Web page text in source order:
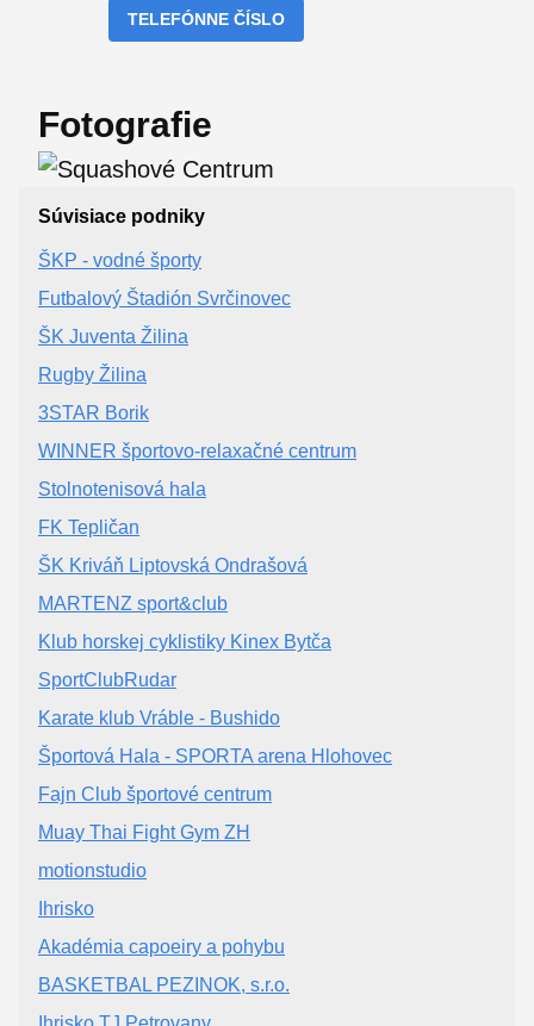
TELEFÓNNE ČÍSLO
Fotografie
Súvisiace podniky
ŠKP - vodné športy
Futbalový Štadión Svrčinovec
ŠK Juventa Žilina
Rugby Žilina
3STAR Borik
WINNER športovo-relaxačné centrum
Stolnotenisová hala
FK Tepličan
ŠK Kriváň Liptovská Ondrašová
MARTENZ sport&club
Klub horskej cyklistiky Kinex Bytča
SportClubRudar
Karate klub Vráble - Bushido
Športová Hala - SPORTA arena Hlohovec
Fajn Club športové centrum
Muay Thai Fight Gym ZH
motionstudio
Ihrisko
Akadémia capoeiry a pohybu
BASKETBAL PEZINOK, s.r.o.